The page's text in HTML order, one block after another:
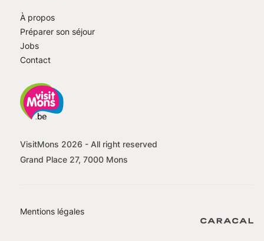
À propos
Préparer son séjour
Jobs
Contact
VisitMons 2026 - All right reserved
Grand Place 27, 7000 Mons
Mentions légales